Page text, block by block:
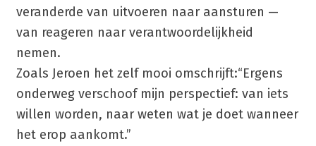
veranderde van uitvoeren naar aansturen —
van reageren naar verantwoordelijkheid
nemen.
Zoals Jeroen het zelf mooi omschrijft:“Ergens
onderweg verschoof mijn perspectief: van iets
willen worden, naar weten wat je doet wanneer
het erop aankomt.”